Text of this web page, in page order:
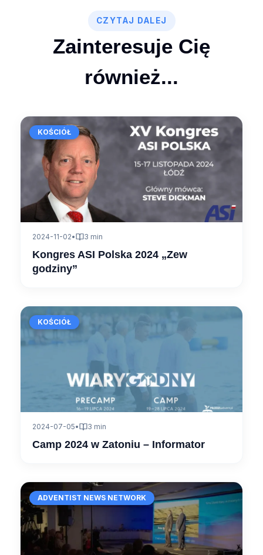
53:49
CZYTAJ DALEJ
Zainteresuje Cię
również...
KOŚCIÓŁ
2024-11-02• 3 min
Kongres ASI Polska 2024 „Zew
godziny”
KOŚCIÓŁ
2024-07-05• 3 min
Camp 2024 w Zatoniu – Informator
ADVENTIST NEWS NETWORK